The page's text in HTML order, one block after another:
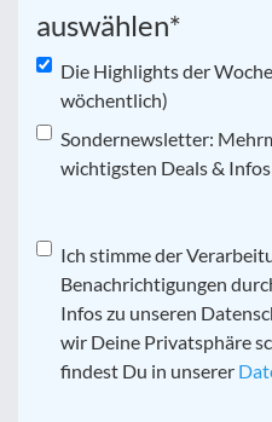
auswählen*
Die Highlights der
wöchentlich)
Sondernewsletter:
wichtigsten Deals & Infos
Datenschutz*
Ich stimme der
Benachrichtigungen
Infos zu unseren
wir Deine Privatsphäre
findest Du in unserer